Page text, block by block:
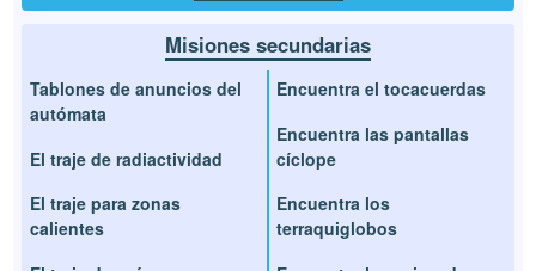
Misiones secundarias
Tablones de anuncios del
autómata
El traje de radiactividad
El traje para zonas
calientes
Encuentra el tocacuerdas
Encuentra las pantallas
cíclope
Encuentra los
terraquiglobos